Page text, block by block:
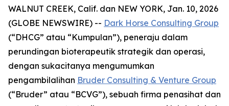
WALNUT CREEK, Calif. dan NEW YORK, Jan. 10, 2026
(GLOBE NEWSWIRE) -- Dark Horse Consulting Group
(“DHCG” atau “Kumpulan”), peneraju dalam
perundingan bioterapeutik strategik dan operasi,
dengan sukacitanya mengumumkan
pengambilalihan Bruder Consulting & Venture Group
(“Bruder” atau “BCVG”), sebuah firma penasihat dan